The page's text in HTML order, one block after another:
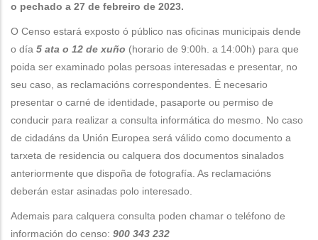
o pechado a 27 de febreiro de 2023.
O Censo estará exposto ó público nas oficinas municipais dende
o día 5 ata o 12 de xuño (horario de 9:00h. a 14:00h) para que
poida ser examinado polas persoas interesadas e presentar, no
seu caso, as reclamacións correspondentes. É necesario
presentar o carné de identidade, pasaporte ou permiso de
conducir para realizar a consulta informática do mesmo. No caso
de cidadáns da Unión Europea será válido como documento a
tarxeta de residencia ou calquera dos documentos sinalados
anteriormente que dispoña de fotografía. As reclamacións
deberán estar asinadas polo interesado.
Ademais para calquera consulta poden chamar o teléfono de
información do censo: 900 343 232